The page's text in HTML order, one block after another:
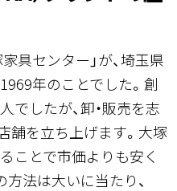
具センター」が、埼玉県
年のことでした。創
したが、卸・販売を志
舗を立ち上げます。大塚
ことで市価よりも安く
法は大いに当たり、